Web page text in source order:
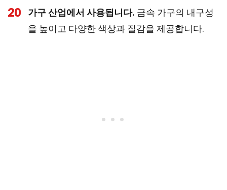
20 가구 산업에서 사용됩니다. 금속 가구의 내구성
을 높이고 다양한 색상과 질감을 제공합니다.